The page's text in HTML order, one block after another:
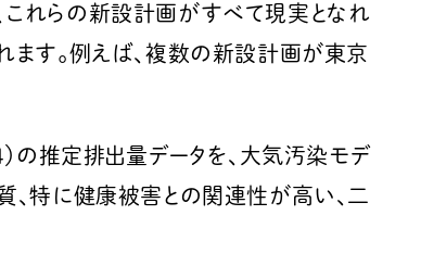
これらの新設計画がすべて現実となれ
ます。例えば、複数の新設計画が東京
の推定排出量データを、大気汚染モデ
、特に健康被害との関連性が高い、二